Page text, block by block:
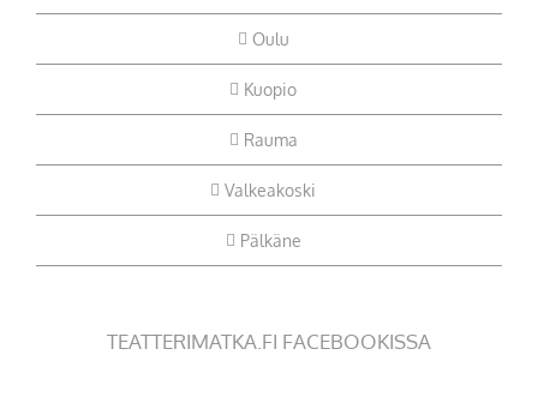
Oulu
Kuopio
Rauma
Valkeakoski
Pälkäne
TEATTERIMATKA.FI FACEBOOKISSA